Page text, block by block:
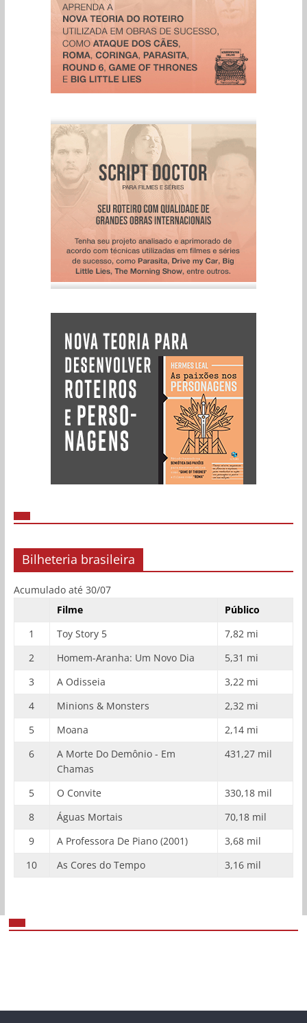
Bilheteria brasileira
Acumulado até 30/07
Filme
Público
1
Toy Story 5
7,82 mi
2
Homem-Aranha: Um Novo Dia
5,31 mi
3
A Odisseia
3,22 mi
4
Minions & Monsters
2,32 mi
5
Moana
2,14 mi
6
A Morte Do Demônio - Em
Chamas
431,27 mil
5 O Convite
330,18 mil
8
Águas Mortais
70,18 mil
9
A Professora De Piano (2001)
3,68 mil
10
As Cores do Tempo 3,16 mil